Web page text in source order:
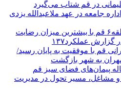
در قم شتاب می‌گیرد
جامعه در عهد ملاعبدالله یزدی
درخشش شهرداری منطقه۶ قم با بیشترین میزان رضایت
قم با موفقیت به پایان رسید/
به شهر بازگشت
پیمان‌های فضای سبز قم
و مشاغل، مسیر تحول در مدیریت